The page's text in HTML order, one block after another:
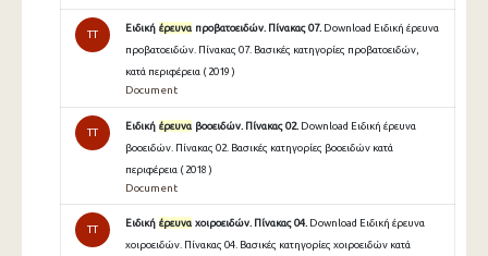
TT
Ειδική έρευνα προβατοειδών. Πίνακας 07. Download Ειδική έρευνα
προβατοειδών. Πίνακας 07. Βασικές κατηγορίες προβατοειδών,
κατά περιφέρεια ( 2019 )
Document
TT
Ειδική έρευνα βοοειδών. Πίνακας 02. Download Ειδική έρευνα
βοοειδών. Πίνακας 02. Βασικές κατηγορίες βοοειδών κατά
περιφέρεια ( 2018 )
Document
TT
Ειδική έρευνα χοιροειδών. Πίνακας 04. Download Ειδική έρευνα
χοιροειδών. Πίνακας 04. Βασικές κατηγορίες χοιροειδών κατά